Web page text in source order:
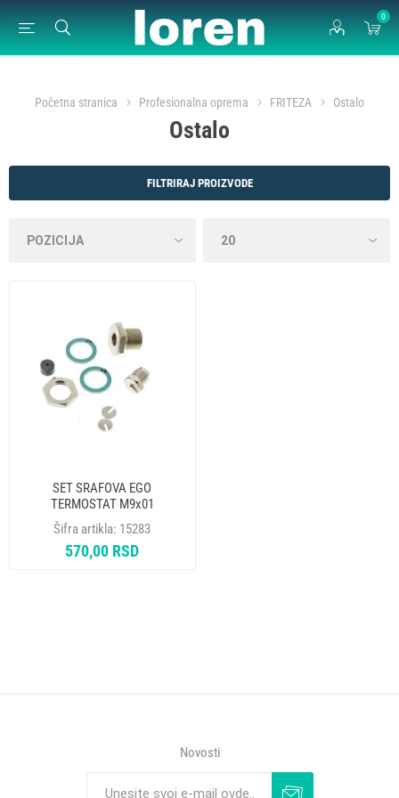
0
Početna stranica Profesionalna oprema FRITEZA Ostalo
Ostalo
FILTRIRAJ PROIZVODE
SET SRAFOVA EGO
TERMOSTAT M9x01
67.06100.100
Šifra artikla: 15283
570,00 RSD
Novosti